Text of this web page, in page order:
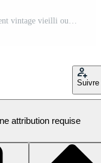
Suivre
attribution requise